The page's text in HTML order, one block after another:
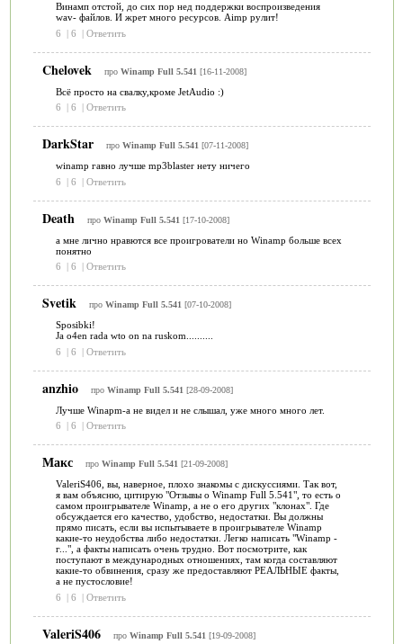
Винамп отстой, до сих пор нед поддержки воспроизведения
wav- файлов. И жрет много ресурсов. Aimp рулит!
6
| 6 | Ответить
Chelovek про Winamp Full 5.541 [16-11-2008]
Всё просто на свалку,кроме JetAudio :)
6
| 6 | Ответить
DarkStar про Winamp Full 5.541 [07-11-2008]
winamp гавно лучше mp3blaster нету ничего
6
| 6 | Ответить
Death про Winamp Full 5.541 [17-10-2008]
а мне лично нравются все проигрователи но Winamp больше всех
понятно
6
| 6 | Ответить
Svetik про Winamp Full 5.541 [07-10-2008]
Sposibki!
Ja o4en rada wto on na ruskom..........
6
| 6 | Ответить
anzhio про Winamp Full 5.541 [28-09-2008]
Лучше Winapm-а не видел и не слышал, уже много много лет.
6
| 6 | Ответить
Макс про Winamp Full 5.541 [21-09-2008]
ValeriS406, вы, наверное, плохо знакомы с дискуссиями. Так вот,
я вам объясню, цитирую "Отзывы о Winamp Full 5.541", то есть о
самом проигрывателе Winamp, а не о его других "клонах". Где
обсуждается его качество, удобство, недостатки. Вы должны
прямо писать, если вы испытываете в проигрывателе Winamp
какие-то неудобства либо недостатки. Легко написать "Winamp -
г...", а факты написать очень трудно. Вот посмотрите, как
поступают в международных отношениях, там когда составляют
какие-то обвинения, сразу же предоставляют РЕАЛЬНЫЕ факты,
а не пустословие!
6
| 6 | Ответить
ValeriS406 про Winamp Full 5.541 [19-09-2008]